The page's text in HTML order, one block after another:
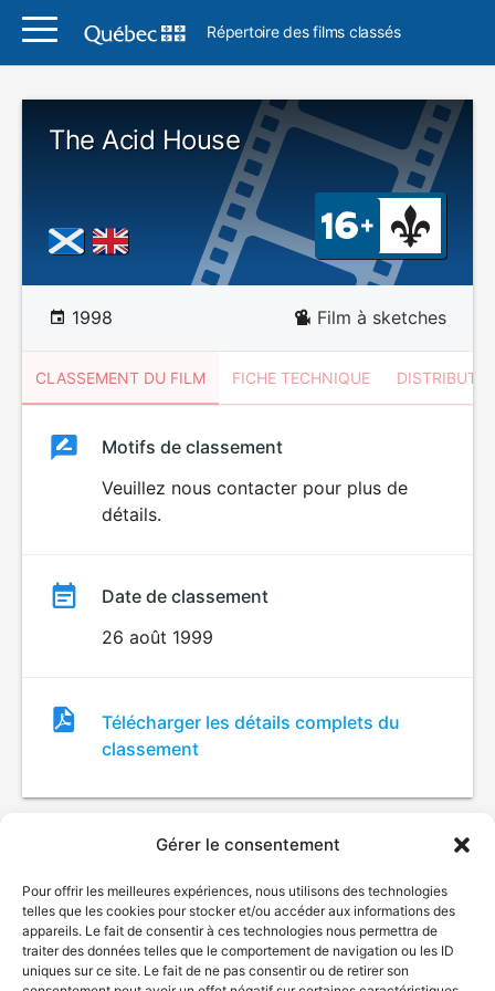
Gérer le consentement
Pour offrir les meilleures expériences, nous utilisons des technologies
telles que les cookies pour stocker et/ou accéder aux informations des
appareils. Le fait de consentir à ces technologies nous permettra de
traiter des données telles que le comportement de navigation ou les ID
uniques sur ce site. Le fait de ne pas consentir ou de retirer son
Répertoire des films classés
The Acid House
1998 Film à sketches
CLASSEMENT DU FILM FICHE TECHNIQUE
ClassementClassement
Motifs de classement
Veuillez nous contacter pour plus de
détails.
Date de classement
26 août 1999
Fichier
de
classement
Télécharger les détails complets du
classement